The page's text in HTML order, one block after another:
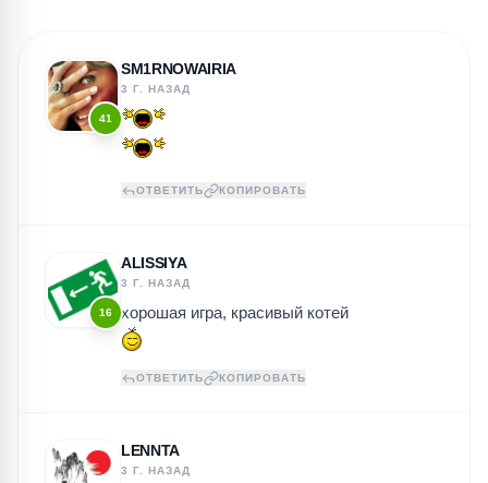
41
SM1RNOWAIRIA
3 Г. НАЗАД
ОТВЕТИТЬ КОПИРОВАТЬ
16
ALISSIYA
3 Г. НАЗАД
хорошая игра, красивый котей
ОТВЕТИТЬ КОПИРОВАТЬ
LENNTA
3 Г. НАЗАД